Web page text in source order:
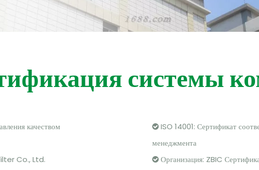
системы
качеством
Co., Ltd.
 ISO 14001: Сертификат
менеджмента
 Организация: ZBIC